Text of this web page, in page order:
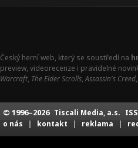
Český herní web, který se soustředí na
preview, videorecenze i pravidelné
Warcraft, The Elder Scrolls,Assassin's Creed,
© 1996–2026 Tiscali Media, a.s.
o nás | kontakt | reklama |